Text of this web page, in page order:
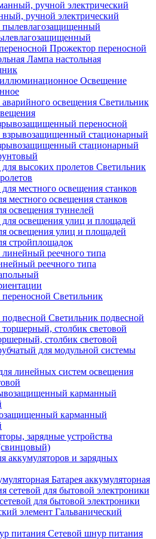
ручной электрический
Прожектор переносной
Лампа настольная
Освещение
Светильник
переносной
стационарный
Светильник
местного освещения станков
освещения туннелей
освещения улиц и площадей
стройплощадок
реечного типа
Светильник
Светильник подвесной
столбик световой
для модульной системы
линейных систем освещения
карманный
зарядные устройства
аккумуляторов и зарядных
Батарея аккумуляторная
для бытовой электроники
Гальванический
Сетевой шнур питания